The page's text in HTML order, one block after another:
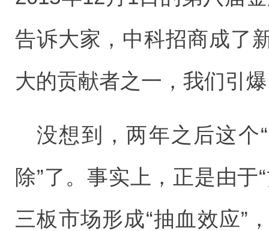
告诉大家，中科招商成了
大的贡献者之一，我们引
没想到，两年之后这个
除”了。事实上，正是由于
三板市场形成“抽血效应”